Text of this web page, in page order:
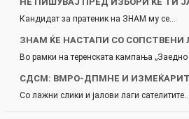
Кандидат за пратеник на ЗНАМ му се…
ЗНАМ ЌЕ НАСТАПИ СО СОПСТВЕНИ
Во рамки на теренската кампања
СДСМ: ВМРО-ДПМНЕ И
Со лажни слики и јалови лаги сателитите…